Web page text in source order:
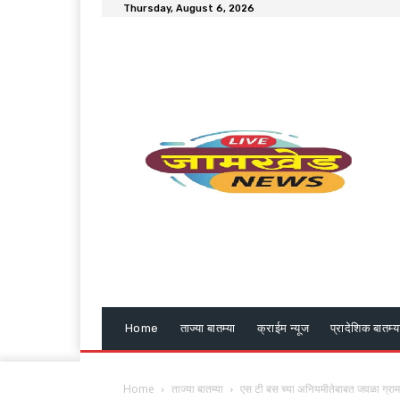
Thursday, August 6, 2026
Home ताज्या बातम्या क्राईम न्यूज प्रादेशिक
Home ताज्या बातम्या एस टी बस च्या अनियमीतेबाबत जवळा